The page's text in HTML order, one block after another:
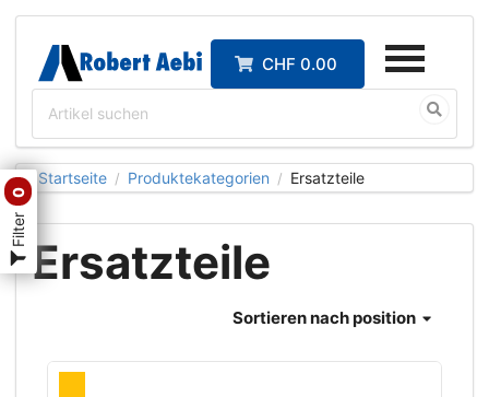
CHF 0.00
Startseite / Produktekategorien / Ersatzteile
Ersatzteile
Filter
0
Sortierennach position